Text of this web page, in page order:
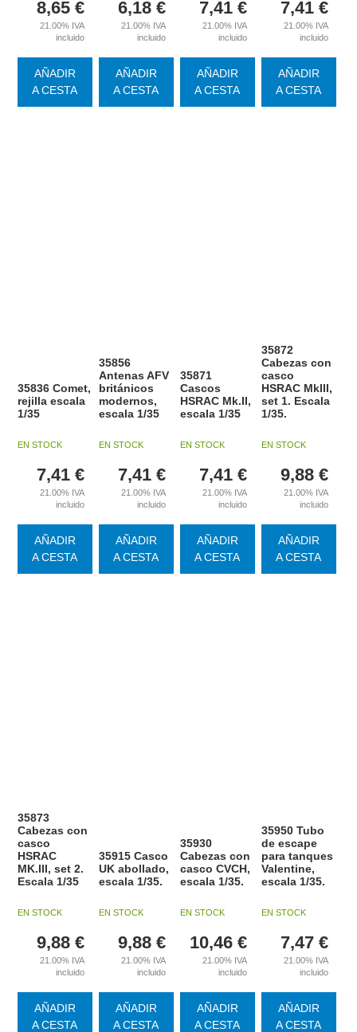
8,65 €
21.00% IVA
incluido
AÑADIR
A CESTA
6,18 €
21.00% IVA
incluido
AÑADIR
A CESTA
7,41 €
21.00% IVA
incluido
AÑADIR
A CESTA
7,41 €
21.00% IVA
incluido
AÑADIR
A CESTA
35836 Comet,
rejilla escala
1/35
EN STOCK
7,41 €
21.00% IVA
incluido
AÑADIR
A CESTA
35856
Antenas AFV
británicos
modernos,
escala 1/35
EN STOCK
7,41 €
21.00% IVA
incluido
AÑADIR
A CESTA
35871
Cascos
HSRAC Mk.II,
escala 1/35
EN STOCK
7,41 €
21.00% IVA
incluido
AÑADIR
A CESTA
35872
Cabezas con
casco
HSRAC MkIII,
set 1. Escala
1/35.
EN STOCK
9,88 €
21.00% IVA
incluido
AÑADIR
A CESTA
35873
Cabezas con
casco
HSRAC
MK.III, set 2.
Escala 1/35
EN STOCK
9,88 €
21.00% IVA
incluido
AÑADIR
A CESTA
35915 Casco
UK abollado,
escala 1/35.
EN STOCK
9,88 €
21.00% IVA
incluido
AÑADIR
A CESTA
35930
Cabezas con
casco CVCH,
escala 1/35.
EN STOCK
10,46 €
21.00% IVA
incluido
AÑADIR
A CESTA
35950 Tubo
de escape
para tanques
Valentine,
escala 1/35.
EN STOCK
7,47 €
21.00% IVA
incluido
AÑADIR
A CESTA